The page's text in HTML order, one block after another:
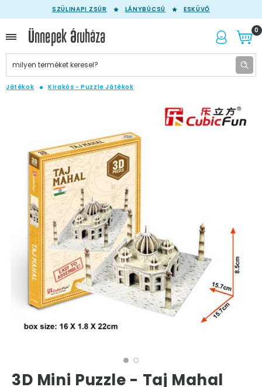
SZÜLINAPI ZSÚR LÁNYBÚCSÚ ESKÜVŐ
0
Játékok Kirakós - Puzzle Játékok
3D Mini Puzzle - Taj Mahal